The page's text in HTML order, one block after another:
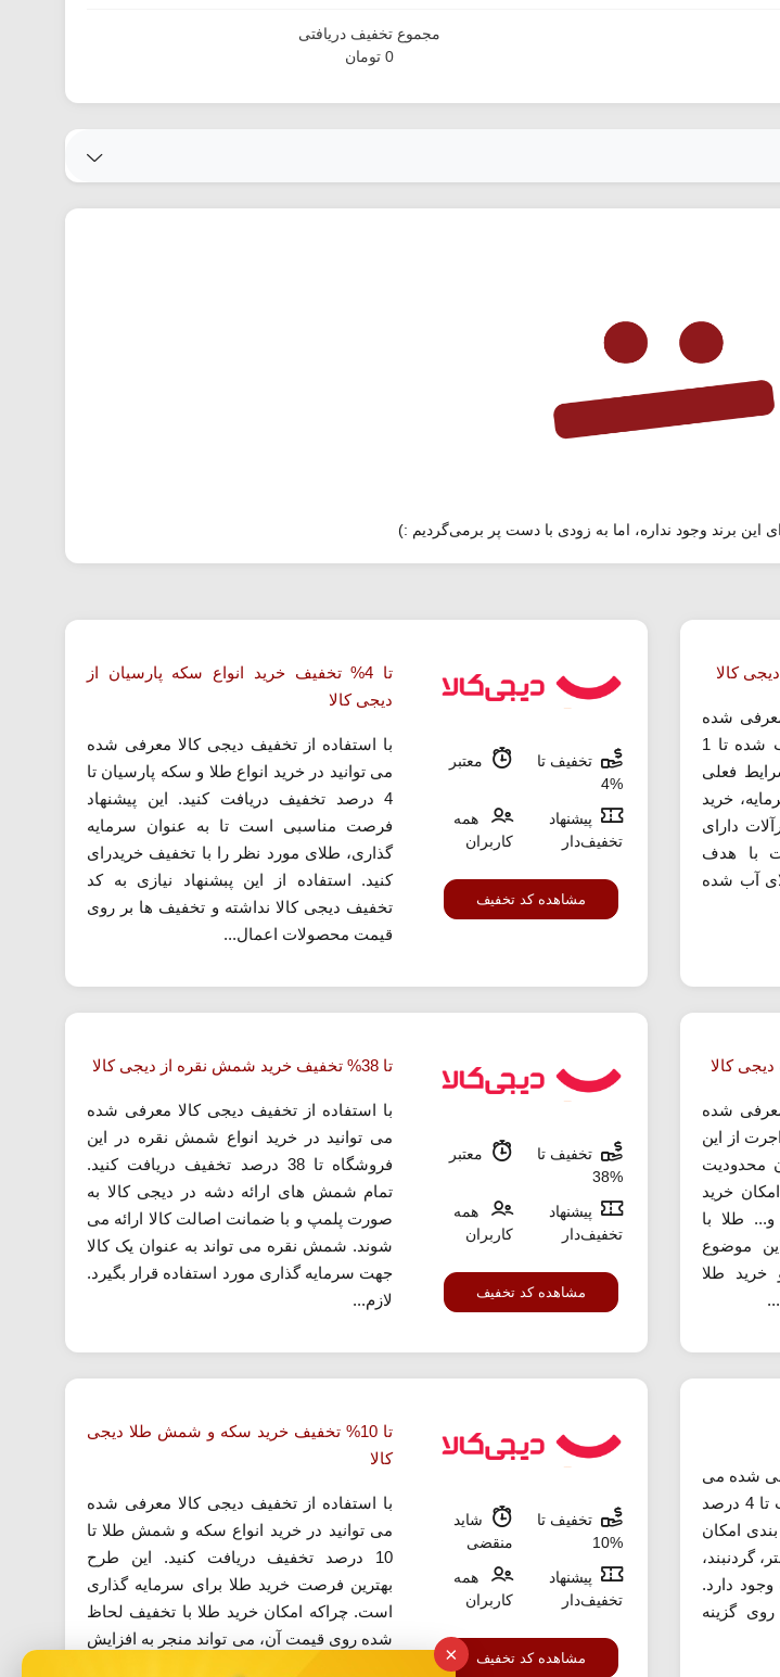
مجموع تخفیف دریافتی
0 تومان
این برند وجود نداره، اما به زودی با دست پر برمی‌گردیم :)
شده
می توانید در خرید انواع طلای آب شده تا 1
فعلی
خرید
دارای
با هدف
آب شده
تخفیف تا
%4
معتبر
پیشنهاد
تخفیف‌دار
همه
کاربران
مشاهده کد تخفیف
تا 4% تخفیف خرید انواع سکه پارسیان از
دیجی کالا
با استفاده از تخفیف دیجی کالا معرفی شده
می توانید در خرید انواع طلا و سکه پارسیان تا
4 درصد تخفیف دریافت کنید. این پیشنهاد
فرصت مناسبی است تا به عنوان سرمایه
گذاری، طلای مورد نظر را با تخفیف خریدرای
کنید. استفاده از این پبشنهاد نیازی به کد
تخفیف دیجی کالا نداشته و تخفیف ها بر روی
قیمت محصولات اعمال...
شده
از این
محدودیت
خرید
و... طلا با
موضوع
طلا
تخفیف تا
%38
معتبر
پیشنهاد
تخفیف‌دار
همه
کاربران
مشاهده کد تخفیف
تا 38% تخفیف خرید شمش نقره از دیجی کالا
با استفاده از تخفیف دیجی کالا معرفی شده
می توانید در خرید انواع شمش نقره در این
فروشگاه تا 38 درصد تخفیف دریافت کنید.
تمام شمش های ارائه دشه در دیجی کالا به
صورت پلمپ و با ضمانت اصالت کالا ارائه می
شوند. شمش نقره می تواند به عنوان یک کالا
جهت سرمایه گذاری مورد استفاده قرار بگیرد.
لازم...
شده می
توانید در خرید انواع طلا و زیورآلات تا 4 درصد
امکان
گردنبند،
دارد.
گزینه
تخفیف تا
%10
شاید
منقضی
پیشنهاد
تخفیف‌دار
همه
کاربران
مشاهده کد تخفیف
تا 10% تخفیف خرید سکه و شمش طلا دیجی
کالا
با استفاده از تخفیف دیجی کالا معرفی شده
می توانید در خرید انواع سکه و شمش طلا تا
10 درصد تخفیف دریافت کنید. این طرح
بهترین فرصت خرید طلا برای سرمایه گذاری
است. چراکه امکان خرید طلا با تخفیف لحاظ
شده روی قیمت آن، می تواند منجر به افزایش
×